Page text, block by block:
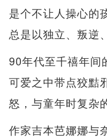
是个不让人操心的
总是以独立、叛逆
90年代至千禧年间
可爱之中带点狡黠
怒，与童年时复杂
作家吉本芭娜娜与